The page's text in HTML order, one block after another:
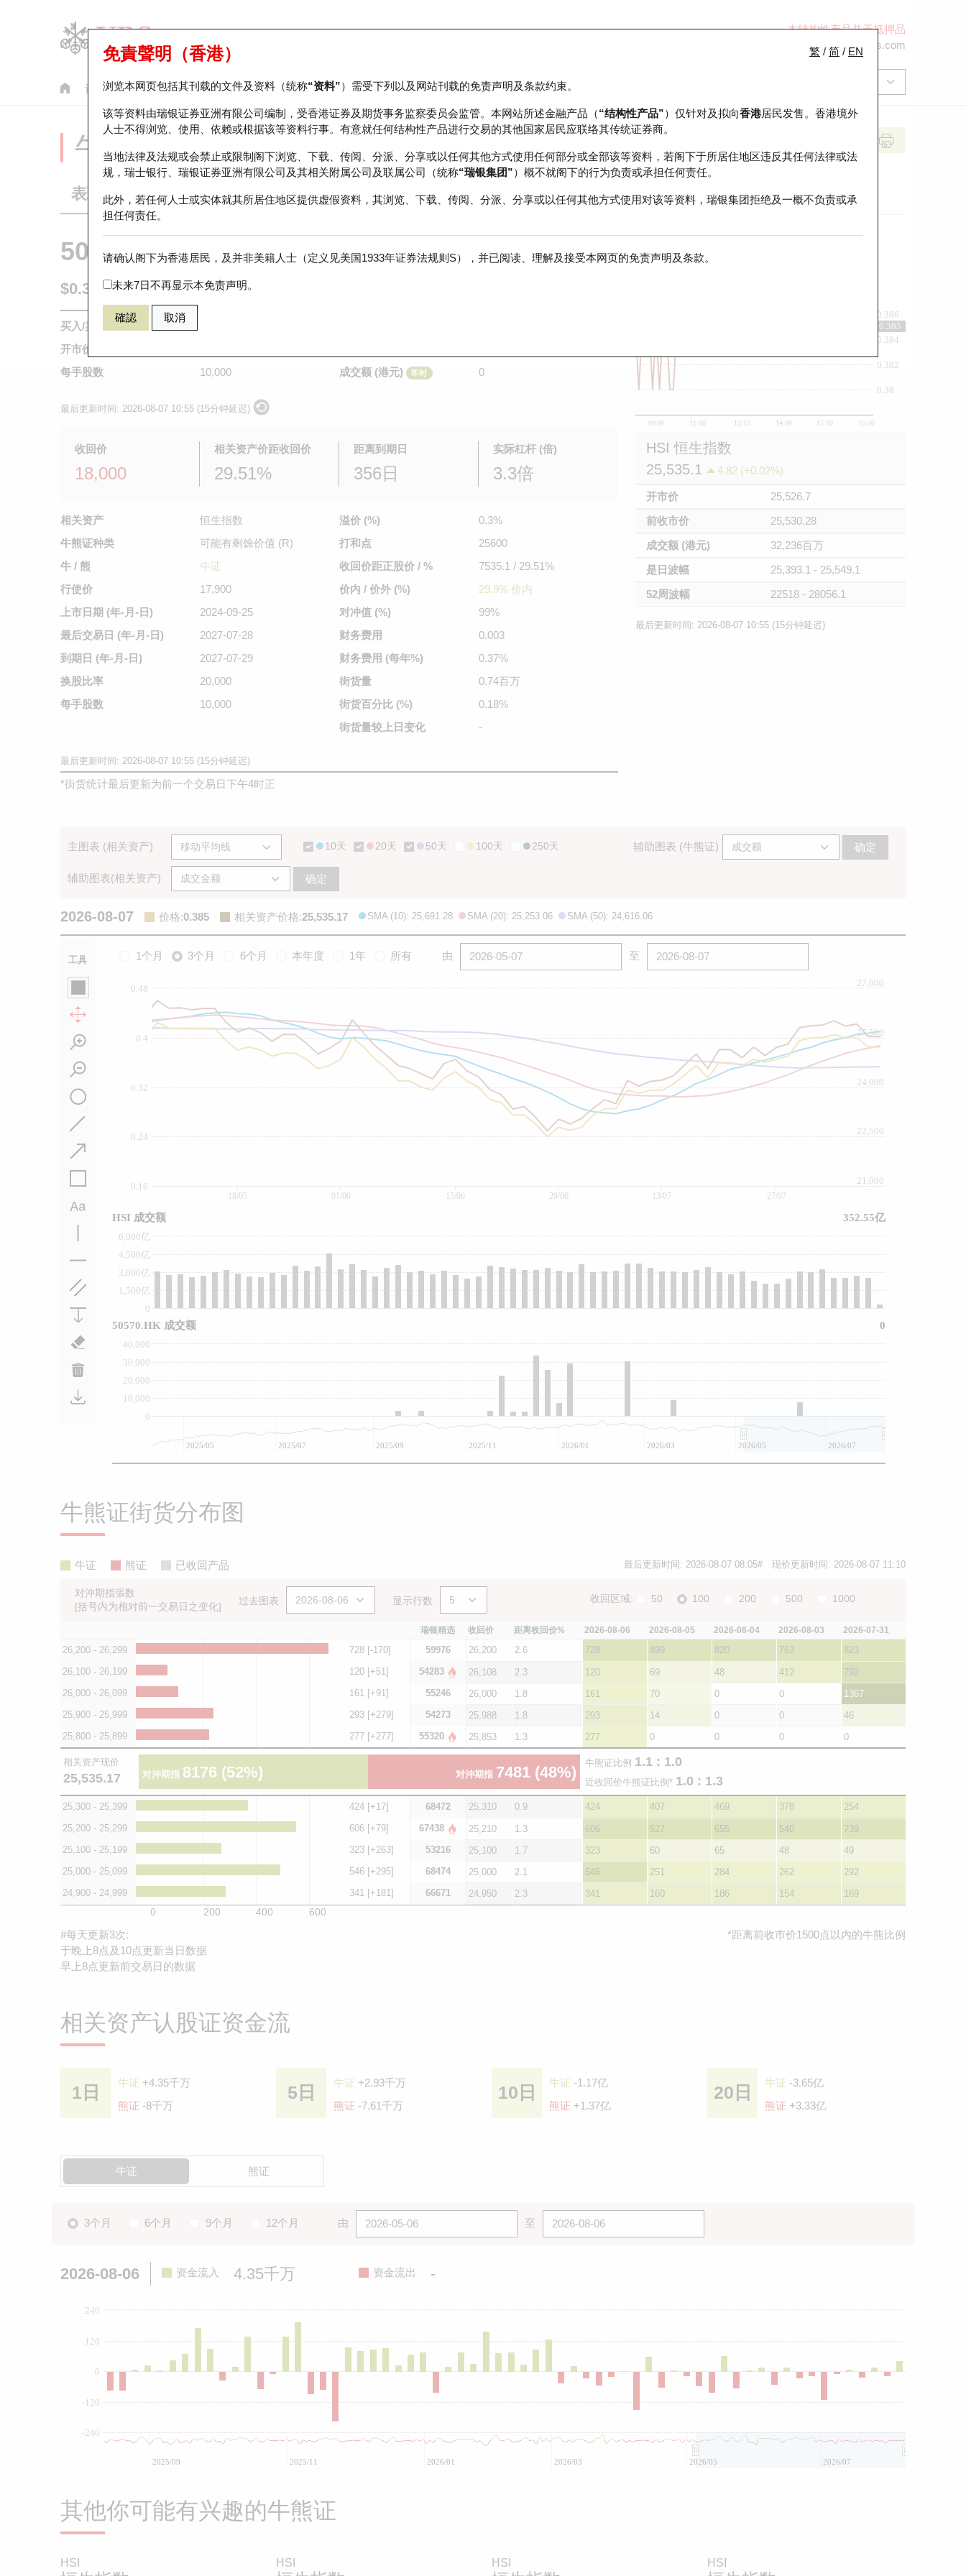
本结构性产品并无抵押品
ol-hkwarrants@ubs.com
认股证 牛熊证 美股指数产品 轮证市场统计 正股数据及市场统计 瑞银轮证教室
繁 / 简 / EN
免責聲明（香港）
浏览本网页包括其刊载的文件及资料（统称“资料”）需受下列以及网站刊载的免责声明及条款约束。
该等资料由瑞银证券亚洲有限公司编制，受香港证券及期货事务监察委员会监管。本网站所述金融产品（“结构性产品”）仅针对及拟向香港居民发售。香港境外
人士不得浏览、使用、依赖或根据该等资料行事。有意就任何结构性产品进行交易的其他国家居民应联络其传统证券商。
当地法律及法规或会禁止或限制阁下浏览、下载、传阅、分派、分享或以任何其他方式使用任何部分或全部该等资料，若阁下于所居住地区违反其任何法律或法
规，瑞士银行、瑞银证券亚洲有限公司及其相关附属公司及联属公司（统称“瑞银集团”）概不就阁下的行为负责或承担任何责任。
此外，若任何人士或实体就其所居住地区提供虚假资料，其浏览、下载、传阅、分派、分享或以任何其他方式使用对该等资料，瑞银集团拒绝及一概不负责或承
担任何责任。
请确认阁下为香港居民，及并非美籍人士（定义见美国1933年证券法规则S），并已阅读、理解及接受本网页的免责声明及条款。
未来7日不再显示本免责声明。
確認 取消
牛熊证分析仪
表现 街货统计 比较
50570 瑞银牛证 HSI 恒生指数
$0.385 即时
买入/卖出价
开市价
每手股数
10,000
成交额 (港元)
即时 0
最后更新时间: 2026-08-07 10:55 (15分钟延迟)
收回价
18,000
相关资产价距收回价
29.51%
距离到期日
356日
实际杠杆 (倍)
3.3倍
相关资产
恒生指数
牛熊证种类
可能有剩馀价值 (R)
牛 / 熊
牛证
行使价
17,900
上市日期 (年-月-日)
2024-09-25
最后交易日 (年-月-日)
2027-07-28
到期日 (年-月-日)
2027-07-29
换股比率
20,000
每手股数
10,000
溢价 (%)
0.3%
打和点
25600
收回价距正股价 / %
7535.1 / 29.51%
价内 / 价外 (%)
29.9% 价内
对冲值 (%)
99%
财务费用
0.003
财务费用 (每年%)
0.37%
街货量
0.74百万
街货百分比 (%)
0.18%
街货量较 上日变化 -
最后更新时间: 2026-08-07 10:55 (15分钟延迟)
*街货统计最后更新为前一个交易日下午4时正
10:00 11:00 12/13 14:00 15:00 16:00
0.38
0.382
0.384
0.386
0.385
HSI 恒生指数
25,535.1
4.82 (+0.02%)
开市价
25,526.7
前收市价
25,530.28
成交额 (港元)
32,236百万
是日波幅
25,393.1 - 25,549.1
52周波幅
22518 - 28056.1
最后更新时间: 2026-08-07 10:55 (15分钟延迟)
主图表 (相关资产) 10天 20天 50天 100天 250天 辅助图表 (牛熊证) 确定
辅助图表(相关资产) 确定
2026-08-07 价格:0.385 相关资产价格:25,535.17 SMA (10): 25,691.28 SMA (20): 25,253.06 SMA (50): 24,616.06
工具 1个月 3个月 6个月 本年度 1年 所有 由 至
0.16
0.24
0.32
0.4
0.48
21,000
24,000
27,000
22,500
25,500
0
1,500亿
3,000亿
4,500亿
6,000亿
0
10,000
20,000
30,000
40,000
18/05 01/06 15/06 29/06 13/07 27/07
2025/05 2025/07 2025/09 2025/11 2026/01 2026/03 2026/05 2026/07
HSI 成交额 352.55亿
50570.HK 成交额 0
牛熊证街货分布图
牛证 熊证 已收回产品 最后更新时间: 2026-08-07 08:05# 现价更新时间: 2026-08-07 11:10
对沖期指張数
[括号内为相对前一交易日之变化]
过去图表 显示行数 收回区域: 50 100 200 500 1000
瑞银精选 收回价 距离收回价% 2026-08-06 2026-08-05 2026-08-04 2026-08-03 2026-07-31
26,200 - 26,299 728 [-170] 59976 26,200 2.6 728 899 820 763
823
26,100 - 26,199
120 [+51] 54283 26,108 2.3 120 69 48 412
792
26,000 - 26,099
161 [+91] 55246 26,000 1.8 161 70 0 0
1367
25,900 - 25,999
293 [+279] 54273 25,988 1.8 293 14 0 0
46
25,800 - 25,899
277 [+277] 55320 25,853 1.3 277 0 0 0 0
相关资产现价
25,535.17 对沖期指 8176 (52%) 对沖期指 7481 (48%)
牛熊证比例 1.1 : 1.0
近收回价牛熊证比例* 1.0 : 1.3
25,300 - 25,399 424 [+17] 68472 25,310 0.9 424 407 469 378
254
25,200 - 25,299
606 [+79] 67438 25,210 1.3 606 527 655 540
739
25,100 - 25,199
323 [+263] 53216 25,100 1.7 323 60 65 48
49
25,000 - 25,099
546 [+295] 68474 25,000 2.1 546 251 284 262
292
24,900 - 24,999
341 [+181] 66671 24,950 2.3 341 160 186 154 169
0 200 400 600
#每天更新3次:
于晚上8点及10点更新当日数据
早上8点更新前交易日的数据
*距离前收巿价1500点以内的牛熊比例
相关资产认股证资金流
1日 牛证 +4.35千万
熊证 -8千万
5日 牛证 +2.93千万
熊证 -7.61千万
10日 牛证 -1.17亿
熊证 +1.37亿
20日 牛证 -3.65亿
熊证 +3.33亿
牛证 熊证
3个月 6个月 9个月 12个月 由 至
2026-08-06 资金流入 4.35千万 资金流出 -
0
-240
-120
120
240
2025/09 2025/11 2026/01 2026/03 2026/05 2026/07
其他你可能有兴趣的牛熊证
HSI HSI HSI HSI